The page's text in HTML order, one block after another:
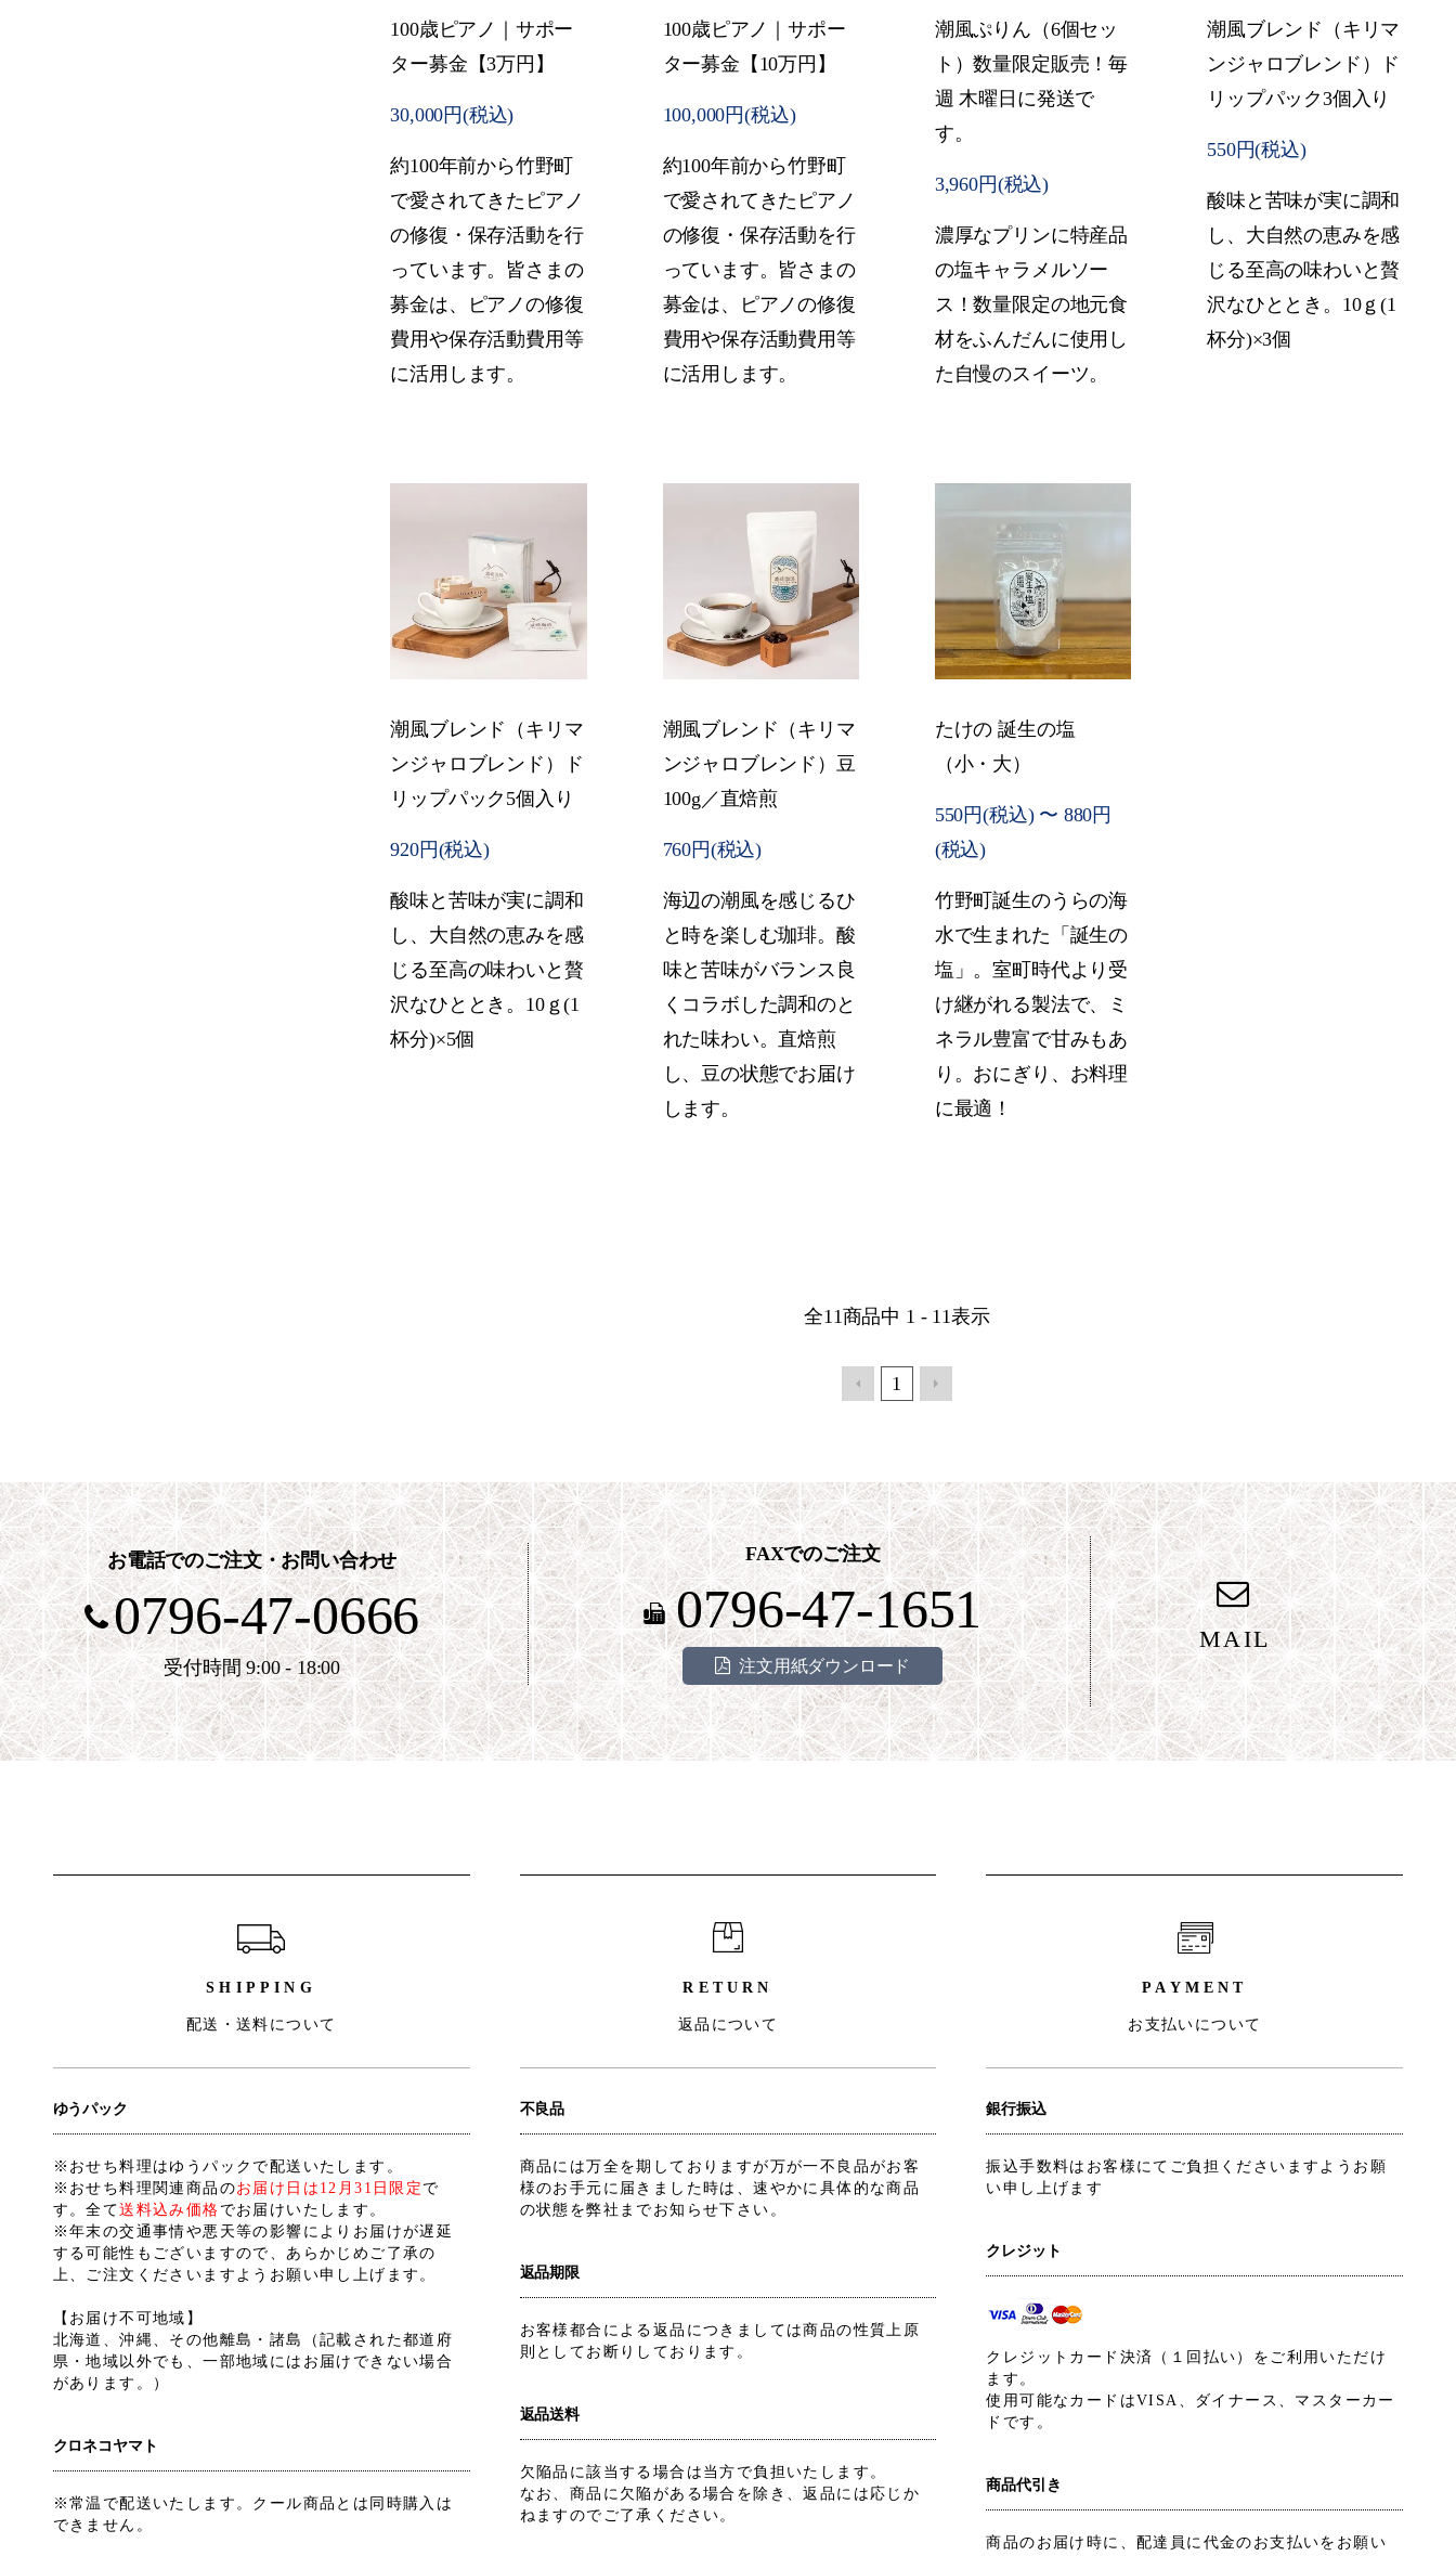
100歳ピアノ｜サポー
ター募金【3万円】
30,000円(税込)
約100年前から竹野町
で愛されてきたピアノ
の修復・保存活動を行
っています。皆さまの
募金は、ピアノの修復
費用や保存活動費用等
に活用します。
100歳ピアノ｜サポー
ター募金【10万円】
100,000円(税込)
約100年前から竹野町
で愛されてきたピアノ
の修復・保存活動を行
っています。皆さまの
募金は、ピアノの修復
費用や保存活動費用等
に活用します。
潮風ぷりん（6個セッ
ト）数量限定販売！毎
週 木曜日に発送で
す。
3,960円(税込)
濃厚なプリンに特産品
の塩キャラメルソー
ス！数量限定の地元食
材をふんだんに使用し
た自慢のスイーツ。
潮風ブレンド（キリマ
ンジャロブレンド）ド
リップパック3個入り
550円(税込)
酸味と苦味が実に調和
し、大自然の恵みを感
じる至高の味わいと贅
沢なひととき。10ｇ(1
杯分)×3個
潮風ブレンド（キリマ
ンジャロブレンド）ド
リップパック5個入り
920円(税込)
酸味と苦味が実に調和
し、大自然の恵みを感
じる至高の味わいと贅
沢なひととき。10ｇ(1
杯分)×5個
潮風ブレンド（キリマ
ンジャロブレンド）豆
100g／直焙煎
760円(税込)
海辺の潮風を感じるひ
と時を楽しむ珈琲。酸
味と苦味がバランス良
くコラボした調和のと
れた味わい。直焙煎
し、豆の状態でお届け
します。
たけの 誕生の塩
（小・大）
550円(税込) 〜 880円
(税込)
竹野町誕生のうらの海
水で生まれた「誕生の
塩」。室町時代より受
け継がれる製法で、ミ
ネラル豊富で甘みもあ
り。おにぎり、お料理
に最適！
全11商品中 1 - 11表示
1
お電話でのご注文・お問い合わせ
0796-47-0666
受付時間 9:00 - 18:00
FAXでのご注文
0796-47-1651
注文用紙ダウンロード
MAIL
SHIPPING
配送・送料について
ゆうパック
※おせち料理はゆうパックで配送いたします。
※おせち料理関連商品のお届け日は12月31日限定 で
す。全て送料込み価格 でお届けいたします。
※年末の交通事情や悪天等の影響によりお届けが遅延
する可能性もございますので、あらかじめご了承の
上、ご注文くださいますようお願い申し上げます。
【お届け不可地域】
北海道、沖縄、その他離島・諸島（記載された都道府
県・地域以外でも、一部地域にはお届けできない場合
があります。）
クロネコヤマト
※常温で配送いたします。クール商品とは同時購入は
できません。
RETURN
返品について
不良品
商品には万全を期しておりますが万が一不良品がお客
様のお手元に届きました時は、速やかに具体的な商品
の状態を弊社までお知らせ下さい。
返品期限
お客様都合による返品につきましては商品の性質上原
則としてお断りしております。
返品送料
欠陥品に該当する場合は当方で負担いたします。
なお、商品に欠陥がある場合を除き、返品には応じか
ねますのでご了承ください。
PAYMENT
お支払いについて
銀行振込
振込手数料はお客様にてご負担くださいますようお願
い申し上げます
クレジット
クレジットカード決済（１回払い）をご利用いただけ
ます。
使用可能なカードはVISA、ダイナース、マスターカー
ドです。
商品代引き
商品のお届け時に、配達員に代金のお支払いをお願い